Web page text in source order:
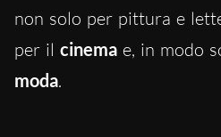
non solo per pittura e
per il cinema e, in modo
moda.